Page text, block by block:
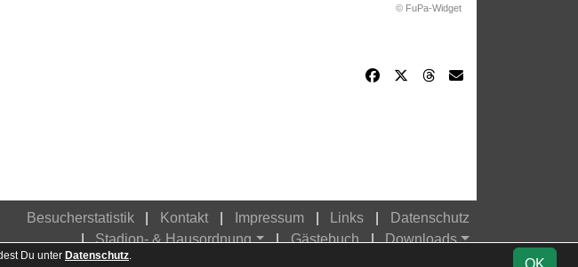
© FuPa-Widget
Besucherstatistik Kontakt Impressum Links
Datenschutz
Stadion- & Hausordnung
Gästebuch
Downloads
OK
Du unter Datenschutz.